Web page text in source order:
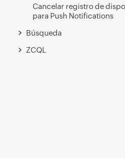
Cancelar registro de
para Push Notifications
Búsqueda
ZCQL